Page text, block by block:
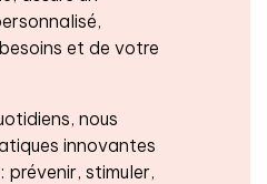
et de votre
nous
innovantes
prévenir, stimuler,